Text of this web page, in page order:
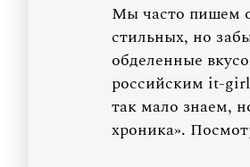
Мы часто пишем
стильных, но
обделенные
российским it-
так мало знаем,
хроника».